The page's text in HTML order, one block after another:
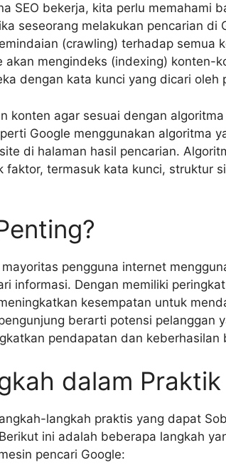
SEO bekerja, kita perlu memahami
seseorang melakukan pencarian di
(crawling) terhadap semua
akan mengindeks (indexing) konten-
dengan kata kunci yang dicari oleh
konten agar sesuai dengan
Google menggunakan algoritma
di halaman hasil pencarian.
faktor, termasuk kata kunci, struktur
pengguna internet
informasi. Dengan memiliki
kesempatan untuk
berarti potensi pelanggan
pendapatan dan keberhasilan
dalam Praktik
langkah praktis yang dapat
ini adalah beberapa langkah
pencari Google: